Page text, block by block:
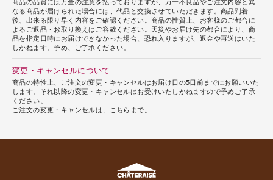
なる商品が届けられた場合には、代品と交換させていただきます。商品到着
後、出来る限り早く内容をご確認ください。商品の性質上、お客様のご都合に
よるご返品・お取り換えはご容赦ください。天災やお届け先の都合により、商
品を指定日時にお届けできなかった場合、恐れ入りますが、返金や再送はいた
しかねます。予め、ご了承ください。
変更・キャンセルについて
商品の特性上、ご注文の変更・キャンセルはお届け日の5日前までにお願いいた
します。それ以降の変更・キャンセルはお受けいたしかねますので予めご了承
ください。
ご注文の変更・キャンセルは、
こちらまで